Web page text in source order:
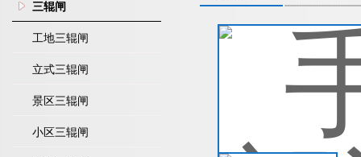
三辊闸
工地三辊闸
立式三辊闸
景区三辊闸
小区三辊闸
我
禁
查